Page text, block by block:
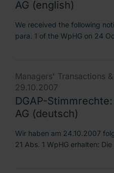
AG (english)
We received the following
para. 1 of the WpHG on 24
Managers' Transactions
29.10.2007
DGAP-
AG (deutsch)
Wir haben am 24.10.2007
21 Abs. 1 WpHG erhalten: